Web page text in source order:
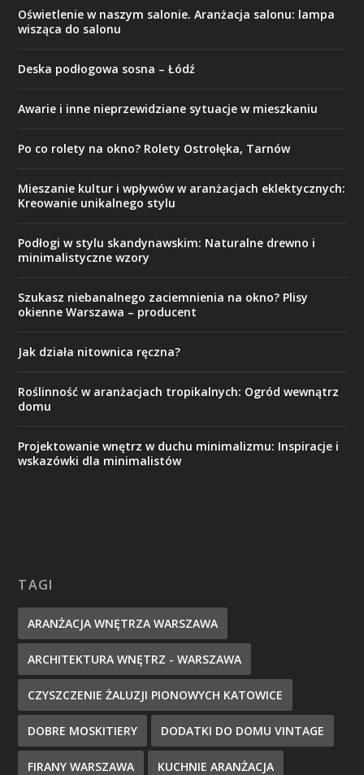
Oświetlenie w naszym salonie. Aranżacja salonu: lampa
wisząca do salonu
Deska podłogowa sosna – Łódź
Awarie i inne nieprzewidziane sytuacje w mieszkaniu
Po co rolety na okno? Rolety Ostrołęka, Tarnów
Mieszanie kultur i wpływów w aranżacjach eklektycznych:
Kreowanie unikalnego stylu
Podłogi w stylu skandynawskim: Naturalne drewno i
minimalistyczne wzory
Szukasz niebanalnego zaciemnienia na okno? Plisy
okienne Warszawa – producent
Jak działa nitownica ręczna?
Roślinność w aranżacjach tropikalnych: Ogród wewnątrz
domu
Projektowanie wnętrz w duchu minimalizmu: Inspiracje i
wskazówki dla minimalistów
TAGI
ARANŻACJA WNĘTRZA WARSZAWA
ARCHITEKTURA WNĘTRZ - WARSZAWA
CZYSZCZENIE ŻALUZJI PIONOWYCH KATOWICE
DOBRE MOSKITIERY DODATKI DO DOMU VINTAGE
FIRANY WARSZAWA KUCHNIE ARANŻACJA